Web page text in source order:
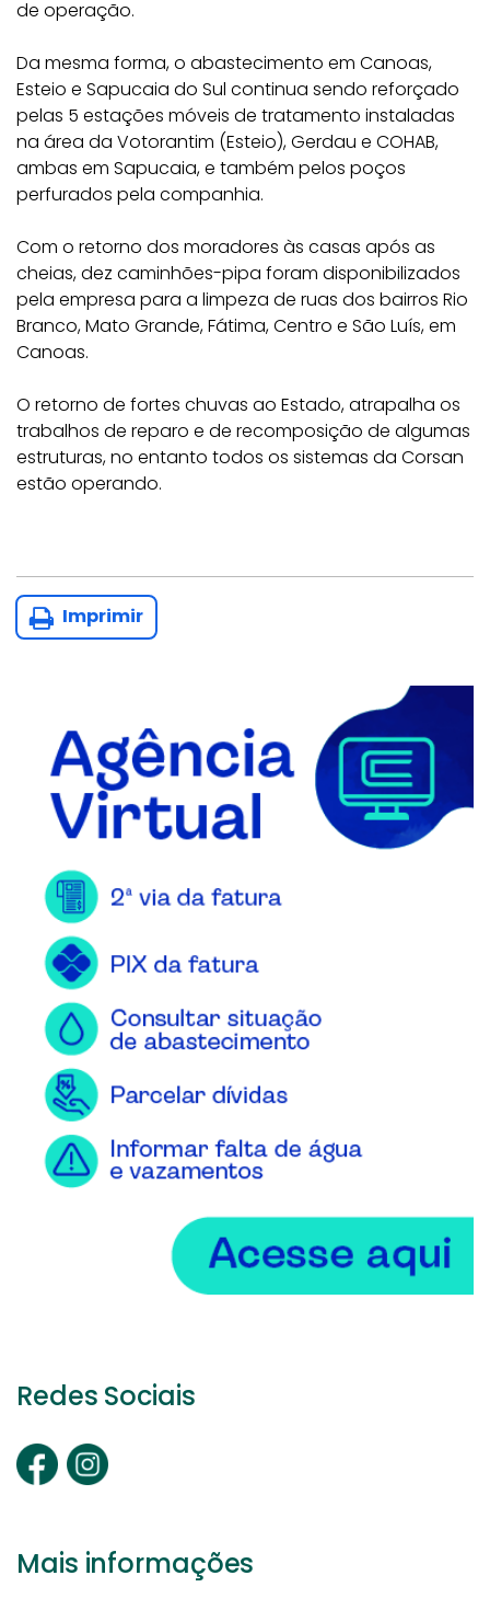
de operação.
Da mesma forma, o abastecimento em Canoas,
Esteio e Sapucaia do Sul continua sendo reforçado
pelas 5 estações móveis de tratamento instaladas
na área da Votorantim (Esteio), Gerdau e COHAB,
ambas em Sapucaia, e também pelos poços
perfurados pela companhia.
Com o retorno dos moradores às casas após as
cheias, dez caminhões-pipa foram disponibilizados
pela empresa para a limpeza de ruas dos bairros Rio
Branco, Mato Grande, Fátima, Centro e São Luís, em
Canoas.
O retorno de fortes chuvas ao Estado, atrapalha os
trabalhos de reparo e de recomposição de algumas
estruturas, no entanto todos os sistemas da Corsan
estão operando.
Imprimir
Redes Sociais
Mais informações